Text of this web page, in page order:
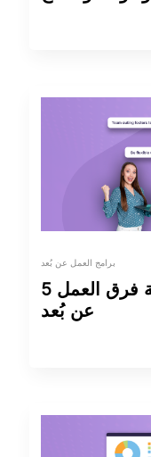
برامج العمل عن بُعد
5 طرق مُجرَّبة لزيادة إنتاجية فرق العمل
عن بُعد